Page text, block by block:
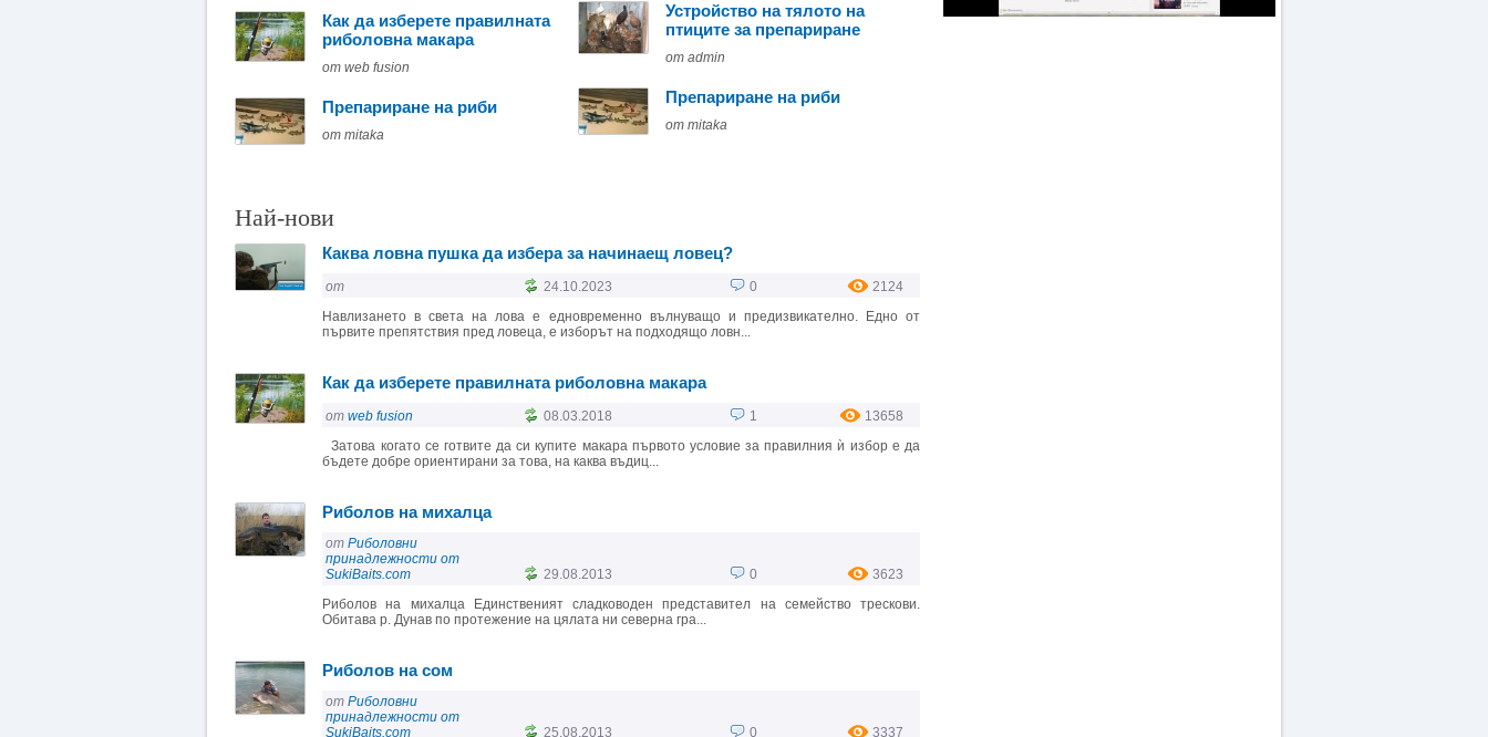
Как да изберете правилната
риболовна макара
от web fusion
Препариране на риби
от mitaka
Устройство на тялото на
птиците за препариране
от admin
Препариране на риби
от mitaka
Най-нови
Каква ловна пушка да избера за начинаещ ловец?
от 24.10.2023 0
2124
Навлизането в света на лова е едновременно вълнуващо и предизвикателно. Едно от
първите препятствия пред ловеца, е изборът на подходящо ловн...
Как да изберете правилната риболовна макара
от web fusion 08.03.2018 1
13658
Затова когато се готвите да си купите макара първото условие за правилния ѝ избор е да
бъдете добре ориентирани за това, на каква въдиц...
Риболов на михалца
от Риболовни
принадлежности от
SukiBaits.com
29.08.2013 0
3623
Риболов на михалца Единственият сладководен представител на семейство трескови.
Обитава р. Дунав по протежение на цялата ни северна гра...
Риболов на сом
от Риболовни
принадлежности от
SukiBaits.com
25.08.2013 0 3337